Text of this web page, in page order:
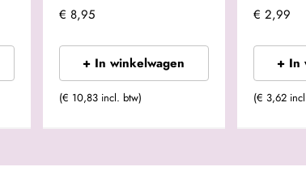
€ 8,95
+ In winkelwagen
(€ 10,83 incl. btw)
€ 2,99
+ In
(€ 3,62